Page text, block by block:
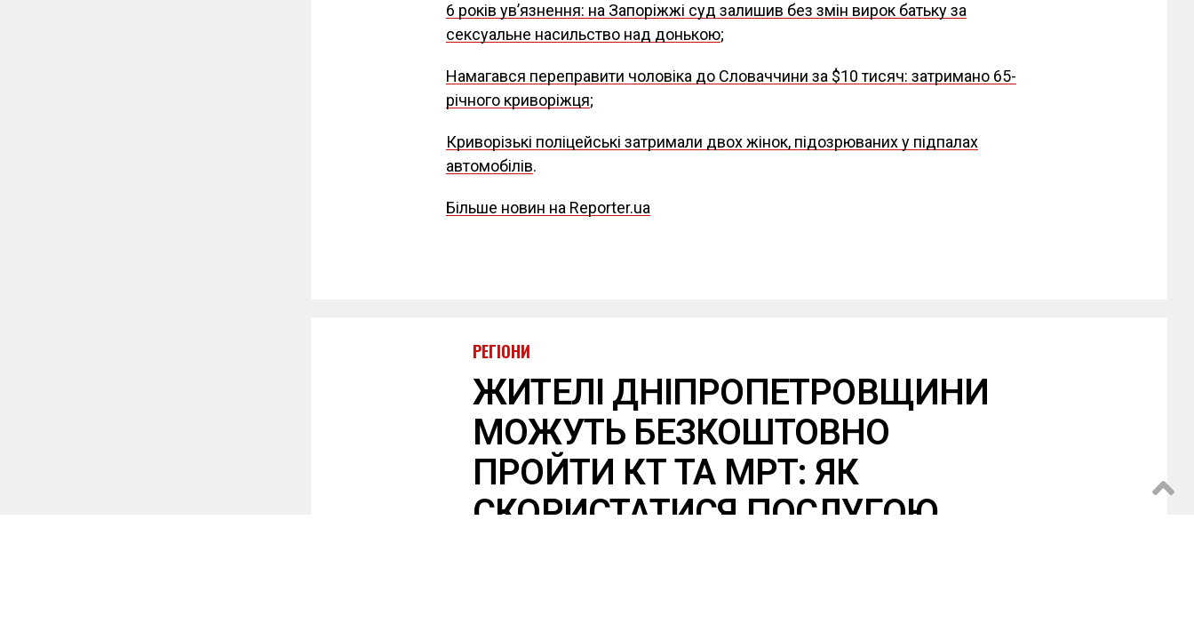
6 років увʼязнення: на Запоріжжі суд залишив без змін вирок батьку за
сексуальне насильство над донькою;
Намагався переправити чоловіка до Словаччини за $10 тисяч: затримано 65-
річного криворіжця;
Криворізькі поліцейські затримали двох жінок, підозрюваних у підпалах
автомобілів.
Більше новин на Reporter.ua
РЕГІОНИ
ЖИТЕЛІ ДНІПРОПЕТРОВЩИНИ
МОЖУТЬ БЕЗКОШТОВНО
ПРОЙТИ КТ ТА МРТ: ЯК
СКОРИСТАТИСЯ ПОСЛУГОЮ